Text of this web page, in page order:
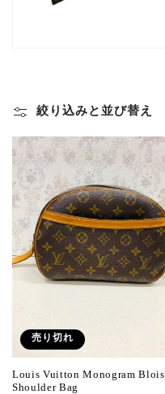
絞り込みと並び替え
売り切れ
Louis Vuitton Monogram Blois
Shoulder Bag